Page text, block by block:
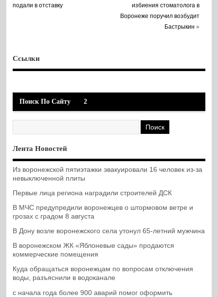
подали в отставку
избиения стоматолога в
Воронеже поручил возбудит
Бастрыкин »
Ссылки
Поиск По Сайту 2
Лента Новостей
Из воронежской пятиэтажки эвакуировали 16 человек из-за
невыключенной плиты
Первые лица региона наградили строителей ДСК
В МЧС предупредили воронежцев о штормовом ветре и
грозах с градом 8 августа
В Дону возле воронежского села утонул 65-летний мужчина
В воронежском ЖК «Яблоневые сады» продаются
коммерческие помещения
Куда обращаться воронежцам по вопросам отключения
воды, разъяснили в водоканале
с начала года более 900 аварий помог оформить